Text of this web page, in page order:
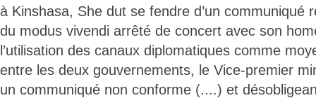
à Kinshasa, She dut se fendre d’un communiqué
du modus vivendi arrêté de concert avec son
l’utilisation des canaux diplomatiques comme
entre les deux gouvernements, le Vice-premier
un communiqué non conforme (....) et